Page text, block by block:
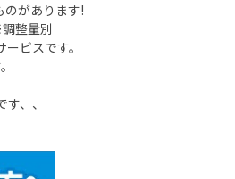
のがあります!
整量別
ビスです。
、、